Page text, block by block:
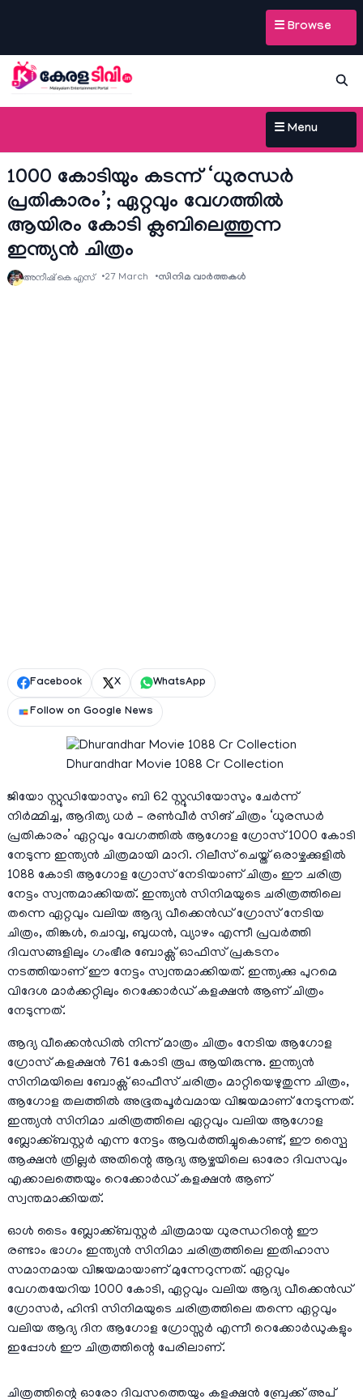
☰ Browse
☰ Menu
1000 കോടിയും കടന്ന് ‘ധുരന്ധർ
പ്രതികാരം’; ഏറ്റവും വേഗത്തിൽ
ആയിരം കോടി ക്ലബിലെത്തുന്ന
ഇന്ത്യൻ ചിത്രം
അനീഷ്‌ കെ എസ് 27 March സിനിമ വാര്‍ത്തകള്‍
Facebook X WhatsApp
Follow on Google News
Dhurandhar Movie 1088 Cr Collection
ജിയോ സ്റ്റുഡിയോസും ബി 62 സ്റ്റുഡിയോസും ചേർന്ന്
നിർമ്മിച്ച, ആദിത്യ ധർ – രൺവീർ സിങ് ചിത്രം ‘ധുരന്ധർ
പ്രതികാരം’ ഏറ്റവും വേഗത്തിൽ ആഗോള ഗ്രോസ് 1000 കോടി
നേടുന്ന ഇന്ത്യൻ ചിത്രമായി മാറി. റിലീസ് ചെയ്ത് ഒരാഴ്ചക്കുളിൽ
1088 കോടി ആഗോള ഗ്രോസ് നേടിയാണ് ചിത്രം ഈ ചരിത്ര
നേട്ടം സ്വന്തമാക്കിയത്. ഇന്ത്യൻ സിനിമയുടെ ചരിത്രത്തിലെ
തന്നെ ഏറ്റവും വലിയ ആദ്യ വീക്കെൻഡ് ഗ്രോസ് നേടിയ
ചിത്രം, തിങ്കൾ, ചൊവ്വ, ബുധൻ, വ്യാഴം എന്നീ പ്രവർത്തി
ദിവസങ്ങളിലും ഗംഭീര ബോക്സ് ഓഫിസ് പ്രകടനം
നടത്തിയാണ് ഈ നേട്ടം സ്വന്തമാക്കിയത്. ഇന്ത്യക്കു പുറമെ
വിദേശ മാർക്കറ്റിലും റെക്കോർഡ് കളക്ഷൻ ആണ് ചിത്രം
നേടുന്നത്.
ആദ്യ വീക്കെൻഡിൽ നിന്ന് മാത്രം ചിത്രം നേടിയ ആഗോള
ഗ്രോസ് കളക്ഷൻ 761 കോടി രൂപ ആയിരുന്നു. ഇന്ത്യൻ
സിനിമയിലെ ബോക്സ് ഓഫീസ് ചരിത്രം മാറ്റിയെഴുതുന്ന ചിത്രം,
ആഗോള തലത്തിൽ അഭൂതപൂർവമായ വിജയമാണ് നേടുന്നത്.
ഇന്ത്യൻ സിനിമാ ചരിത്രത്തിലെ ഏറ്റവും വലിയ ആഗോള
ബ്ലോക്ക്ബസ്റ്റർ എന്ന നേട്ടം ആവർത്തിച്ചുകൊണ്ട്, ഈ സ്പൈ
ആക്ഷൻ ത്രില്ലർ അതിന്റെ ആദ്യ ആഴ്ചയിലെ ഓരോ ദിവസവും
എക്കാലത്തെയും റെക്കോർഡ് കളക്ഷൻ ആണ്
സ്വന്തമാക്കിയത്.
ഓൾ ടൈം ബ്ലോക്ക്ബസ്റ്റർ ചിത്രമായ ധുരന്ധറിന്റെ ഈ
രണ്ടാം ഭാഗം ഇന്ത്യൻ സിനിമാ ചരിത്രത്തിലെ ഇതിഹാസ
സമാനമായ വിജയമായാണ് മുന്നേറുന്നത്. ഏറ്റവും
വേഗതയേറിയ 1000 കോടി, ഏറ്റവും വലിയ ആദ്യ വീക്കെൻഡ്
ഗ്രോസർ, ഹിന്ദി സിനിമയുടെ ചരിത്രത്തിലെ തന്നെ ഏറ്റവും
വലിയ ആദ്യ ദിന ആഗോള ഗ്രോസ്സർ എന്നീ റെക്കോർഡുകളും
ഇപ്പോൾ ഈ ചിത്രത്തിന്റെ പേരിലാണ്.
ചിത്രത്തിന്റെ ഓരോ ദിവസത്തെയും കളക്ഷൻ ബ്രേക്ക് അപ്